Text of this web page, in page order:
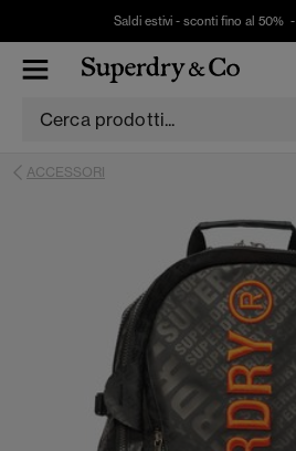
Saldi estivi - sconti fino al 50% -
ACCESSORI